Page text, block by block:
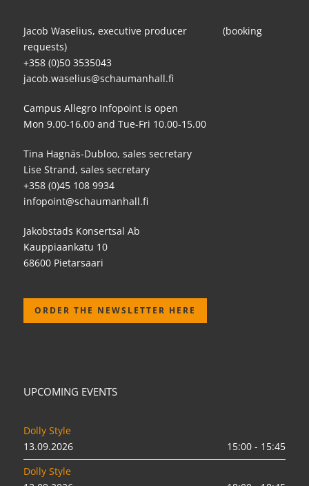
Jacob Waselius, executive producer (booking
requests)
+358 (0)50 3535043
jacob.waselius@schaumanhall.fi
Campus Allegro Infopoint is open
Mon 9.00-16.00 and Tue-Fri 10.00-15.00
Tina Hagnäs-Dubloo, sales secretary
Lise Strand, sales secretary
+358 (0)45 108 9934
infopoint@schaumanhall.fi
Jakobstads Konsertsal Ab
Kauppiaankatu 10
68600 Pietarsaari
ORDER THE NEWSLETTER HERE
UPCOMING EVENTS
Dolly Style
13.09.2026
15:00 - 15:45
Dolly Style